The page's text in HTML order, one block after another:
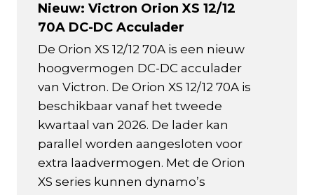
Nieuw: Victron Orion XS 12/12
70A DC-DC Acculader
De Orion XS 12/12 70A is een nieuw
hoogvermogen DC-DC acculader
van Victron. De Orion XS 12/12 70A is
beschikbaar vanaf het tweede
kwartaal van 2026. De lader kan
parallel worden aangesloten voor
extra laadvermogen. Met de Orion
XS series kunnen dynamo’s